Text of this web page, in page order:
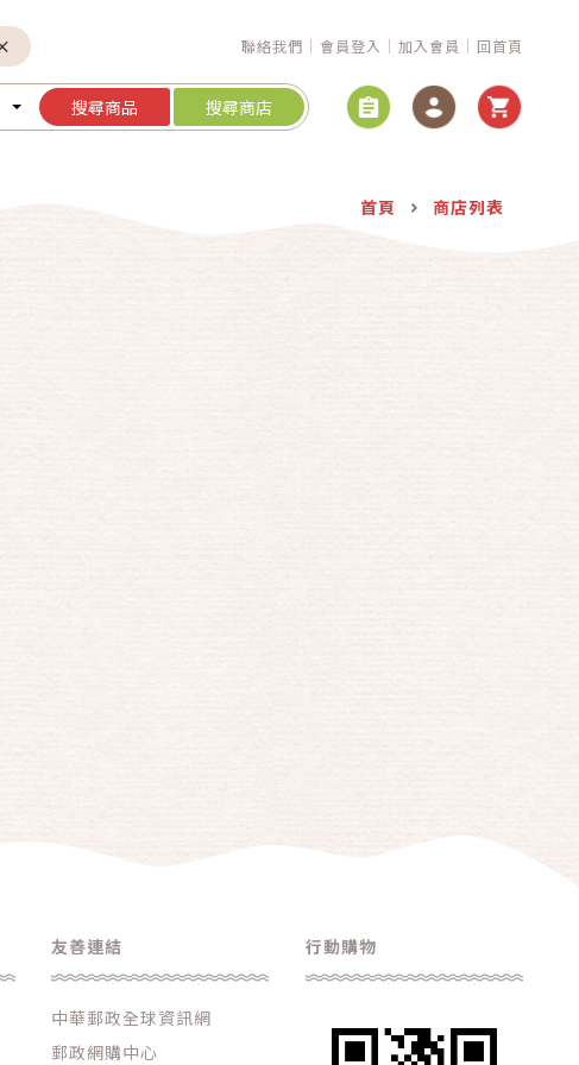
聯絡我們 會員登入 加入會員 回首頁
搜尋商品 搜尋商店
首頁 商店列表
友善連結
中華郵政全球資訊網
郵政網購中心
行動購物